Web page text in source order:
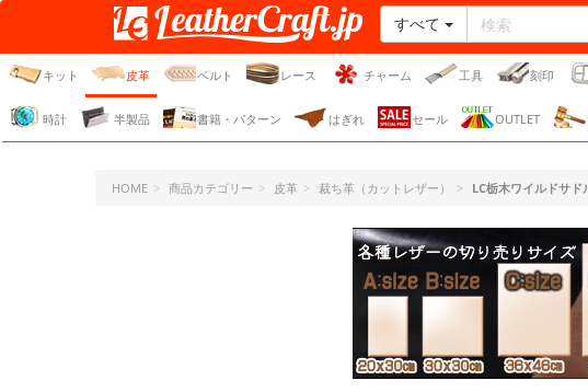
レザークラフト・ドット・
ジェーピー
すべて
キット 皮革 ベルト レース チャーム 工具 刻印
時計 半製品 書籍・パターン はぎれ セール OUTLET
HOME 商品カテゴリー 皮革 裁ち革（カットレザー） LC栃木ワイルドサド